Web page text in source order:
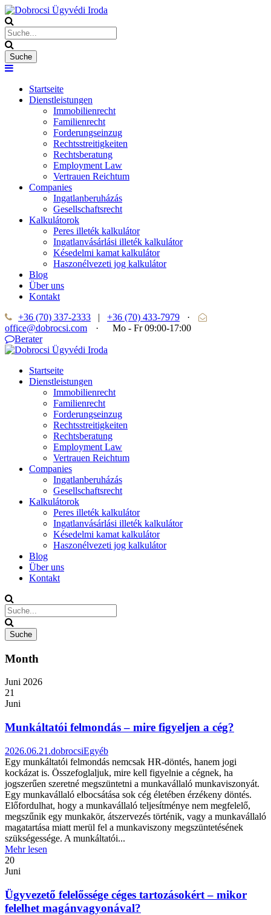
Startseite
Dienstleistungen
Immobilienrecht
Familienrecht
Forderungseinzug
Rechtsstreitigkeiten
Rechtsberatung
Employment Law
Vertrauen Reichtum
Companies
Ingatlanberuházás
Gesellschaftsrecht
Kalkulátorok
Peres illeték kalkulátor
Ingatlanvásárlási illeték kalkulátor
Késedelmi kamat kalkulátor
Haszonélvezeti jog kalkulátor
Blog
Über uns
Kontakt
+36 (70) 337-2333
| +36 (70) 433-7979
·
office@dobrocsi.com
·
Mo - Fr 09:00-17:00
Berater
Startseite
Dienstleistungen
Immobilienrecht
Familienrecht
Forderungseinzug
Rechtsstreitigkeiten
Rechtsberatung
Employment Law
Vertrauen Reichtum
Companies
Ingatlanberuházás
Gesellschaftsrecht
Kalkulátorok
Peres illeték kalkulátor
Ingatlanvásárlási illeték kalkulátor
Késedelmi kamat kalkulátor
Haszonélvezeti jog kalkulátor
Blog
Über uns
Kontakt
Month
Juni 2026
21
Juni
Munkáltatói felmondás – mire figyeljen a cég?
2026.06.21.dobrocsiEgyéb
Egy munkáltatói felmondás nemcsak HR-döntés, hanem jogi
kockázat is. Összefoglaljuk, mire kell figyelnie a cégnek, ha
jogszerűen szeretné megszüntetni a munkavállaló munkaviszonyát.
Egy munkavállaló elbocsátása sok cég életében érzékeny döntés.
Előfordulhat, hogy a munkavállaló teljesítménye nem megfelelő,
megszűnik egy munkakör, átszervezés történik, vagy a munkavállaló
magatartása miatt merül fel a munkaviszony megszüntetésének
szükségessége. A munkáltatói...
Mehr lesen
20
Juni
Ügyvezető felelőssége céges tartozásokért – mikor
felelhet magánvagyonával?